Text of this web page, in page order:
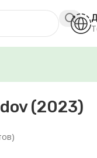
(2023)